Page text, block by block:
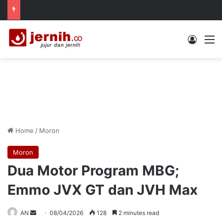
Log In
Home / Moron
Moron
Dua Motor Program MBG;
Emmo JVX GT dan JVH Max
AN
Send08/04/2026 128 2 minutes read